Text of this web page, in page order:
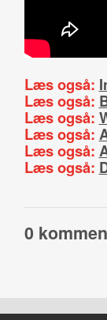
Læs også:
Læs også:
Læs også:
Læs også:
Læs også:
Læs også:
0